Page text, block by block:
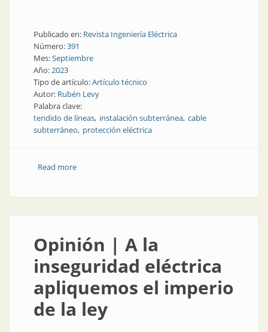
Publicado en: Revista Ingeniería Eléctrica
Número:391
Mes:Septiembre
Año:2023
Tipo de artículo:Artículo técnico
Autor: Rubén Levy
Palabra clave:
tendido de líneas instalación subterránea cable
subterráneo protección eléctrica
Read moreabout Informe del proceso de selección, colocación y
Opinión | A la
inseguridad eléctrica
apliquemos el imperio
de la ley